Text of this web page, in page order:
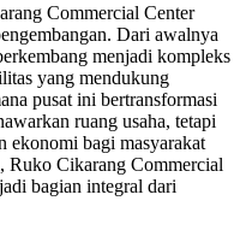
Commercial Center
Dari awalnya
menjadi kompleks
yang mendukung
pusat ini bertransformasi
ruang usaha, tetapi
ekonomi bagi masyarakat
Ruko Cikarang Commercial
bagian integral dari